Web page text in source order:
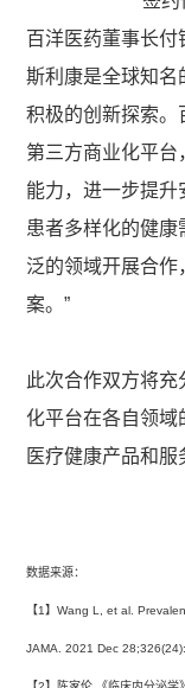
百洋医药董事长付
斯利康是全球知名
积极的创新探索。
第三方商业化平台
能力，进一步提
患者多样化的健
泛的领域开展合作
案。”
此次合作双方将
化平台在各自领域
医疗健康产品和服
数据来源：
【1】Wang L, et al.
JAMA. 2021 Dec